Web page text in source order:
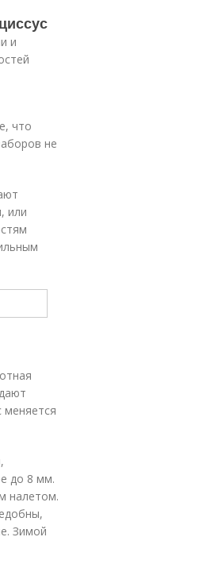
и
что
не
или
меняется
до 8 мм.
налетом.
Зимой